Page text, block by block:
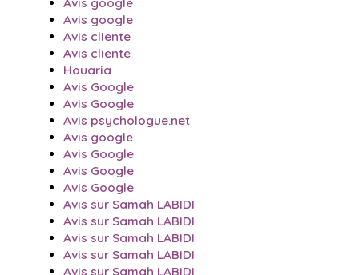
Avis google
Avis google
Avis cliente
Avis cliente
Houaria
Avis Google
Avis Google
Avis psychologue.net
Avis google
Avis Google
Avis Google
Avis Google
Avis sur Samah LABIDI
Avis sur Samah LABIDI
Avis sur Samah LABIDI
Avis sur Samah LABIDI
Avis sur Samah LABIDI